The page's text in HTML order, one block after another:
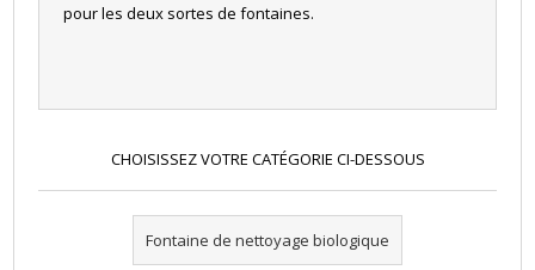
pour les deux sortes de fontaines.
CHOISISSEZ VOTRE CATÉGORIE CI-DESSOUS
Fontaine de nettoyage biologique